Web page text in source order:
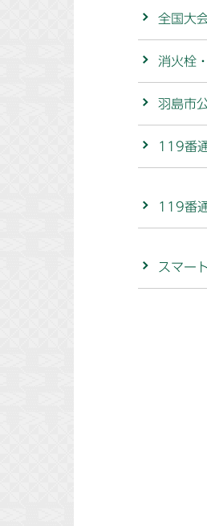
全国大
消火栓
羽島市
119番
119番
スマー